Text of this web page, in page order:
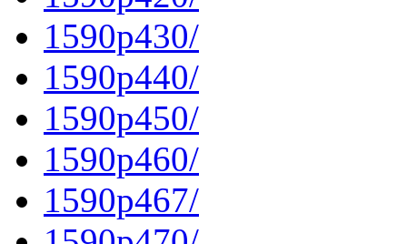
1590p430/
1590p440/
1590p450/
1590p460/
1590p467/